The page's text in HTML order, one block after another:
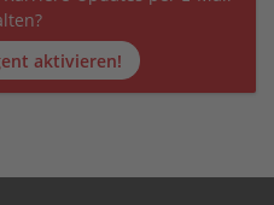
aktivieren!